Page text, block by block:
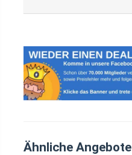
Ähnliche Angebote